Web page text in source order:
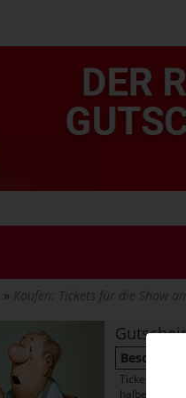
Kaufen: Tickets für die Show
Tickets für
halben Preis!